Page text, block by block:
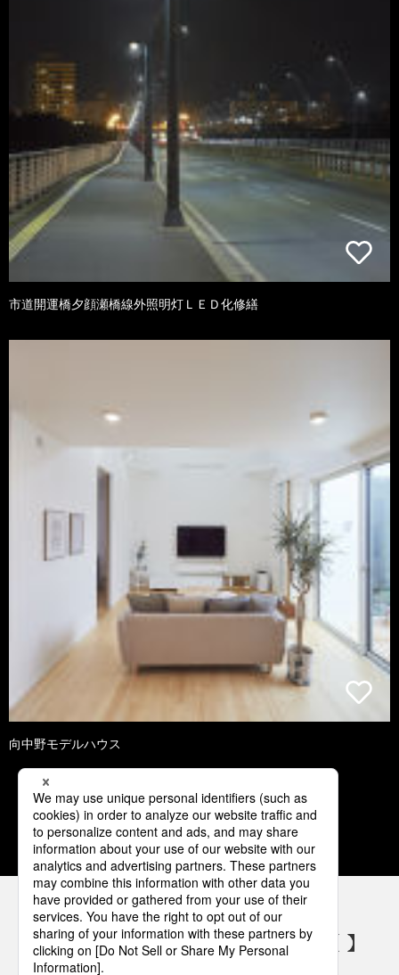
市道開運橋夕顔瀬橋線外照明灯ＬＥＤ化修繕
向中野モデルハウス
1 2 3 4 5
パナソニックの電気設備 SNSアカウント